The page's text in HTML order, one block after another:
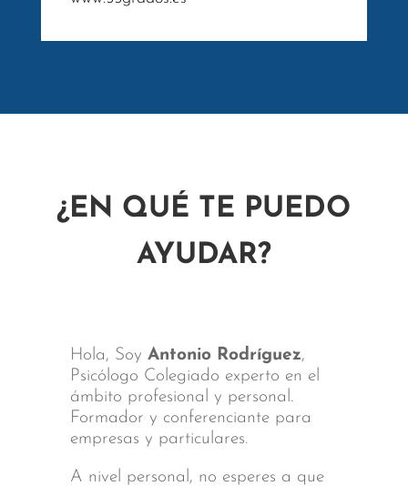
¿EN QUÉ TE PUEDO
AYUDAR?
Hola, Soy Antonio Rodríguez,
Psicólogo Colegiado experto en el
ámbito profesional y personal.
Formador y conferenciante para
empresas y particulares.
A nivel personal, no esperes a que